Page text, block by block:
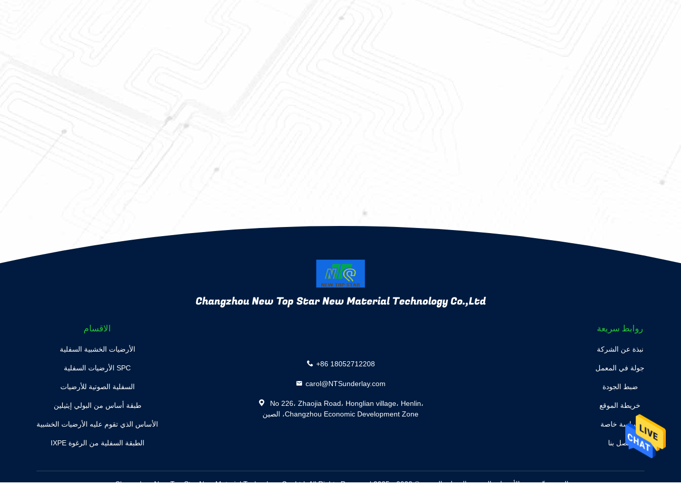
Changzhou New Top Star New Material Technology Co.,Ltd
الاقسام
الأرضيات الخشبية السفلية
SPC الأرضيات السفلية
السفلية الصوتية للأرضيات
طبقة أساس من البولي إيثيلين
الأساس الذي تقوم عليه الأرضيات الخشبية
الطبقة السفلية من الرغوة IXPE
+86 18052712208
carol@NTSunderlay.com
No 226، Zhaojia Road، Honglian village، Henlin،
Changzhou Economic Development Zone، الصين
روابط سريعة
نبذة عن الشركة
جولة في المعمل
ضبط الجودة
خريطة الموقع
سياسة خاصة
اتصل بنا
الصين جيّد جودة الأرضيات الخشبية السفلية المزود. © 2022 - 2025 Changzhou New Top Star New Material Technology Co.,Ltd. All Rights Reserved.